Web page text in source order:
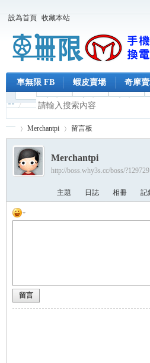
設為首頁 收藏本站
車無限 FB 蝦皮賣場 奇摩
›
Merchantpi 留言板
Merchantpi
http://boss.why3s.cc/boss/?129729
主題 日誌 相冊 記
留言